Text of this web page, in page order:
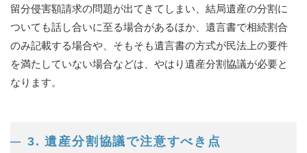
留分侵害額請求の問題が出てきてしまい、結局遺産の分割に
ついても話し合いに至る場合があるほか、遺言書で相続割合
のみ記載する場合や、そもそも遺言書の方式が民法上の要件
を満たしていない場合などは、やはり遺産分割協議が必要と
なります。
3. 遺産分割協議で注意すべき点